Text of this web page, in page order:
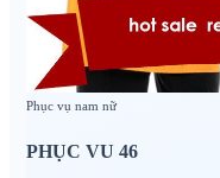
Phục vụ nam nữ
PHỤC VU 46